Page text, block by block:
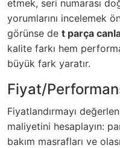
etmek, seri numarası
yorumlarını incelemek
görünse de t parça
kalite farkı hem
büyük fark yaratır.
Fiyat/
Fiyatlandırmayı
maliyetini hesaplayın:
bakım masrafları ve